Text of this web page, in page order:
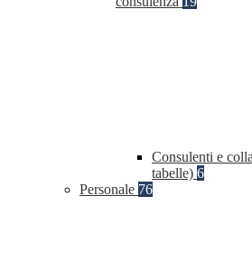
Consulenti e
tabelle) 6
Personale 76